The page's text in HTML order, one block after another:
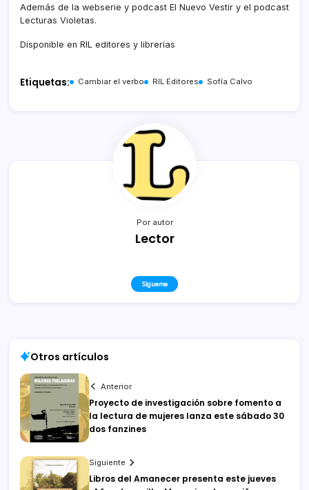
Además de la webserie y podcast El Nuevo Vestir y el podcast
Lecturas Violetas.
Disponible en RIL editores y librerías
Etiquetas: Cambiar el verbo RIL Editores Sofía Calvo
Por autor
Lector
Sígueme
Otros artículos
Anterior
Proyecto de investigación sobre fomento a
la lectura de mujeres lanza este sábado 30
dos fanzines
Siguiente
Libros del Amanecer presenta este jueves